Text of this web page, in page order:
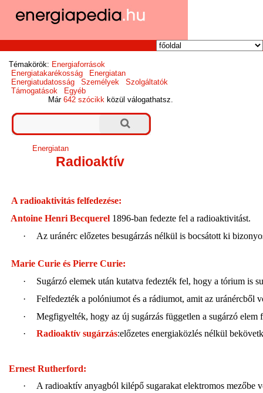
Témakörök: Energiaforrások
Energiatakarékosság
Energiatan
Energiatudatosság
Személyek
Szolgáltatók
Támogatások
Egyéb
Már642 szócikk közül válogathatsz.
Energiatan
Radioaktív
A radioaktivitás felfedezése:
Antoine Henri Becquerel 1896-ban fedezte fel a radioaktivitást.
·
Az uránérc előzetes besugárzás nélkül is bocsátott ki
Marie Curie és Pierre Curie:
·
Sugárzó elemek után kutatva fedezték fel, hogy a tórium is
·
Felfedezték a polóniumot és a rádiumot, amit az uránércből
·
Megfigyelték, hogy az új sugárzás független a sugárzó
·
Radioaktív sugárzás:előzetes energiaközlés nélkül
Ernest Rutherford:
·
A radioaktív anyagból kilépő sugarakat elektromos mezőbe